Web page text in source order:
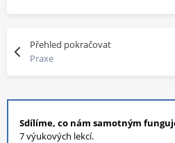
Přehled pokračovat
Praxe
Sdílíme, co nám samotným
7 výukových lekcí.